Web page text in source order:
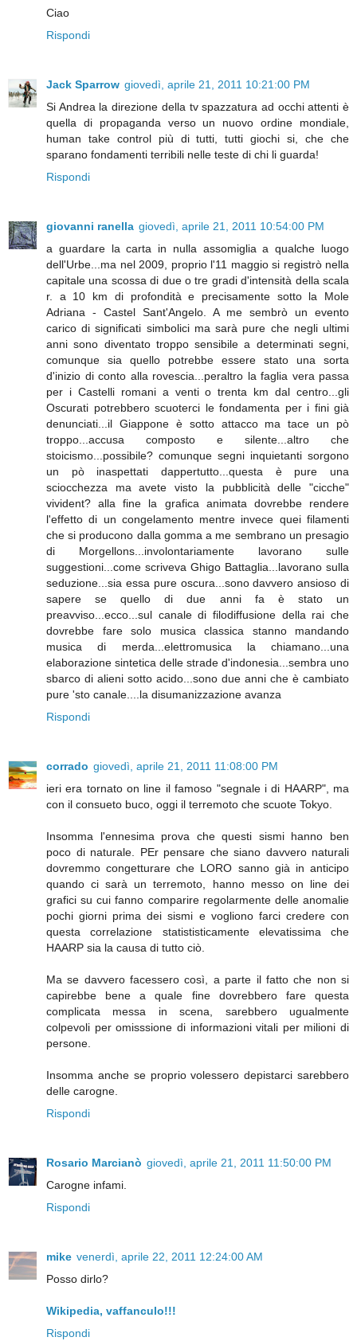
Ciao
Rispondi
Jack Sparrow giovedì, aprile 21, 2011 10:21:00 PM
Si Andrea la direzione della tv spazzatura ad occhi attenti è
quella di propaganda verso un nuovo ordine mondiale,
human take control più di tutti, tutti giochi si, che che
sparano fondamenti terribili nelle teste di chi li guarda!
Rispondi
giovanni ranella giovedì, aprile 21, 2011 10:54:00 PM
a guardare la carta in nulla assomiglia a qualche luogo
dell'Urbe...ma nel 2009, proprio l'11 maggio si registrò nella
capitale una scossa di due o tre gradi d'intensità della scala
r. a 10 km di profondità e precisamente sotto la Mole
Adriana - Castel Sant'Angelo. A me sembrò un evento
carico di significati simbolici ma sarà pure che negli ultimi
anni sono diventato troppo sensibile a determinati segni,
comunque sia quello potrebbe essere stato una sorta
d'inizio di conto alla rovescia...peraltro la faglia vera passa
per i Castelli romani a venti o trenta km dal centro...gli
Oscurati potrebbero scuoterci le fondamenta per i fini già
denunciati...il Giappone è sotto attacco ma tace un pò
troppo...accusa composto e silente...altro che
stoicismo...possibile? comunque segni inquietanti sorgono
un pò inaspettati dappertutto...questa è pure una
sciocchezza ma avete visto la pubblicità delle "cicche"
vivident? alla fine la grafica animata dovrebbe rendere
l'effetto di un congelamento mentre invece quei filamenti
che si producono dalla gomma a me sembrano un presagio
di Morgellons...involontariamente lavorano sulle
suggestioni...come scriveva Ghigo Battaglia...lavorano sulla
seduzione...sia essa pure oscura...sono davvero ansioso di
sapere se quello di due anni fa è stato un
preavviso...ecco...sul canale di filodiffusione della rai che
dovrebbe fare solo musica classica stanno mandando
musica di merda...elettromusica la chiamano...una
elaborazione sintetica delle strade d'indonesia...sembra uno
sbarco di alieni sotto acido...sono due anni che è cambiato
pure 'sto canale....la disumanizzazione avanza
Rispondi
corrado giovedì, aprile 21, 2011 11:08:00 PM
ieri era tornato on line il famoso "segnale i di HAARP", ma
con il consueto buco, oggi il terremoto che scuote Tokyo.
Insomma l'ennesima prova che questi sismi hanno ben
poco di naturale. PEr pensare che siano davvero naturali
dovremmo congetturare che LORO sanno già in anticipo
quando ci sarà un terremoto, hanno messo on line dei
grafici su cui fanno comparire regolarmente delle anomalie
pochi giorni prima dei sismi e vogliono farci credere con
questa correlazione statististicamente elevatissima che
HAARP sia la causa di tutto ciò.
Ma se davvero facessero così, a parte il fatto che non si
capirebbe bene a quale fine dovrebbero fare questa
complicata messa in scena, sarebbero ugualmente
colpevoli per omisssione di informazioni vitali per milioni di
persone.
Insomma anche se proprio volessero depistarci sarebbero
delle carogne.
Rispondi
Rosario Marcianò giovedì, aprile 21, 2011 11:50:00 PM
Carogne infami.
Rispondi
mike venerdì, aprile 22, 2011 12:24:00 AM
Posso dirlo?
Wikipedia, vaffanculo!!!
Rispondi